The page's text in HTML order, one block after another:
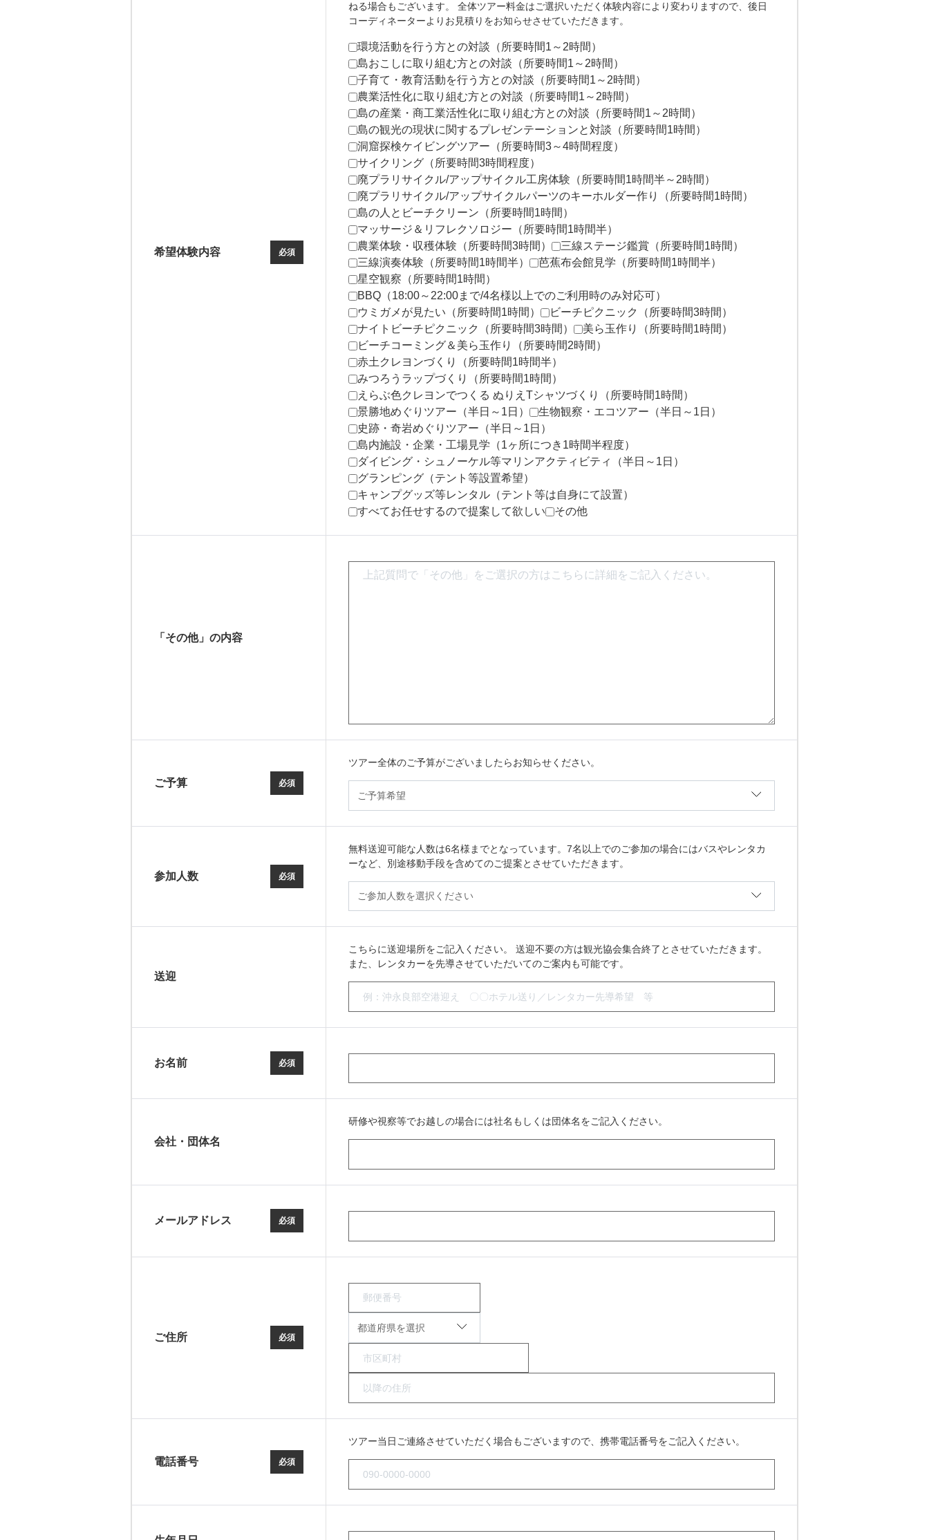
希望体験内容 必須
ねる場合もございます。 全体ツアー料金はご選択いただく体験内容により変わりますので、後日
コーディネーターよりお見積りをお知らせさせていただきます。
環境活動を行う方との対談（所要時間1～2時間）
島おこしに取り組む方との対談（所要時間1～2時間）
子育て・教育活動を行う方との対談（所要時間1～2時間）
農業活性化に取り組む方との対談（所要時間1～2時間）
島の産業・商工業活性化に取り組む方との対談（所要時間1～2時間）
島の観光の現状に関するプレゼンテーションと対談（所要時間1時間）
洞窟探検ケイビングツアー（所要時間3～4時間程度）
サイクリング（所要時間3時間程度）
廃プラリサイクル/アップサイクル工房体験（所要時間1時間半～2時間）
廃プラリサイクル/アップサイクルパーツのキーホルダー作り（所要時間1時間）
島の人とビーチクリーン（所要時間1時間）
マッサージ＆リフレクソロジー（所要時間1時間半）
農業体験・収穫体験（所要時間3時間）
三線ステージ鑑賞（所要時間1時間）
三線演奏体験（所要時間1時間半）
芭蕉布会館見学（所要時間1時間半）
星空観察（所要時間1時間）
BBQ（18:00～22:00まで/4名様以上でのご利用時のみ対応可）
ウミガメが見たい（所要時間1時間）
ビーチピクニック（所要時間3時間）
ナイトビーチピクニック（所要時間3時間）
美ら玉作り（所要時間1時間）
ビーチコーミング＆美ら玉作り（所要時間2時間）
赤土クレヨンづくり（所要時間1時間半）
みつろうラップづくり（所要時間1時間）
えらぶ色クレヨンでつくる ぬりえTシャツづくり（所要時間1時間）
景勝地めぐりツアー（半日～1日）
生物観察・エコツアー（半日～1日）
史跡・奇岩めぐりツアー（半日～1日）
島内施設・企業・工場見学（1ヶ所につき1時間半程度）
ダイビング・シュノーケル等マリンアクティビティ（半日～1日）
グランピング（テント等設置希望）
キャンプグッズ等レンタル（テント等は自身にて設置）
すべてお任せするので提案して欲しい
その他
「その他」の内容
ご予算 必須
ツアー全体のご予算がございましたらお知らせください。
参加人数 必須
無料送迎可能な人数は6名様までとなっています。7名以上でのご参加の場合にはバスやレンタカ
ーなど、別途移動手段を含めてのご提案とさせていただきます。
送迎
こちらに送迎場所をご記入ください。 送迎不要の方は観光協会集合終了とさせていただきます。
また、レンタカーを先導させていただいてのご案内も可能です。
お名前 必須
会社・団体名
研修や視察等でお越しの場合には社名もしくは団体名をご記入ください。
メールアドレス 必須
ご住所 必須
電話番号 必須
ツアー当日ご連絡させていただく場合もございますので、携帯電話番号をご記入ください。